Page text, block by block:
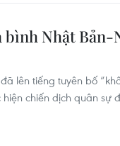
Nhật Bản-
lên tiếng tuyên bố
chiến dịch quân sự